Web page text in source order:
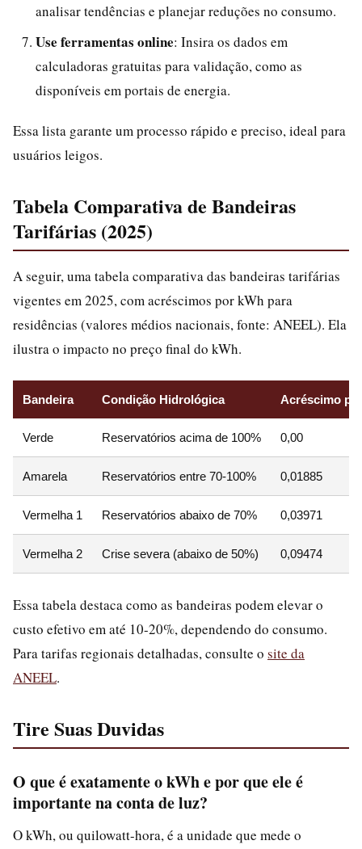
analisar tendências e planejar reduções no consumo.
Use ferramentas online: Insira os dados em
calculadoras gratuitas para validação, como as
disponíveis em portais de energia.
Essa lista garante um processo rápido e preciso, ideal para
usuários leigos.
Tabela Comparativa de Bandeiras
Tarifárias (2025)
A seguir, uma tabela comparativa das bandeiras tarifárias
vigentes em 2025, com acréscimos por kWh para
residências (valores médios nacionais, fonte: ANEEL). Ela
ilustra o impacto no preço final do kWh.
Bandeira Condição Hidrológica Acréscimo
Verde Reservatórios acima de 100% 0,00
Amarela Reservatórios entre 70-100% 0,01885
Vermelha 1 Reservatórios abaixo de 70% 0,03971
Vermelha 2 Crise severa (abaixo de 50%) 0,09474
Essa tabela destaca como as bandeiras podem elevar o
custo efetivo em até 10-20%, dependendo do consumo.
Para tarifas regionais detalhadas, consulte o site da
ANEEL.
Tire Suas Duvidas
O que é exatamente o kWh e por que ele é
importante na conta de luz?
O kWh, ou quilowatt-hora, é a unidade que mede o